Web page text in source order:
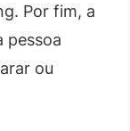
Por fim, a
pessoa
ou